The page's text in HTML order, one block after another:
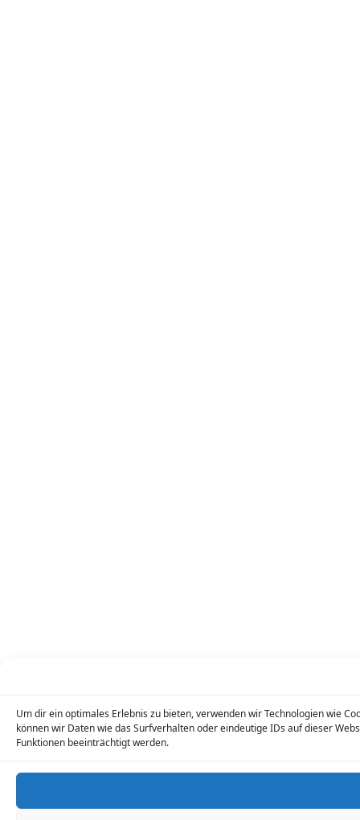
Um dir ein optimales Erlebnis zu bieten, verwenden wir Technologien wie
können wir Daten wie das Surfverhalten oder eindeutige IDs auf dieser
Funktionen beeinträchtigt werden.